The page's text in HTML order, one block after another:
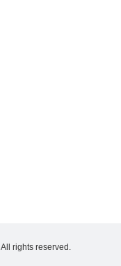
All rights reserved.